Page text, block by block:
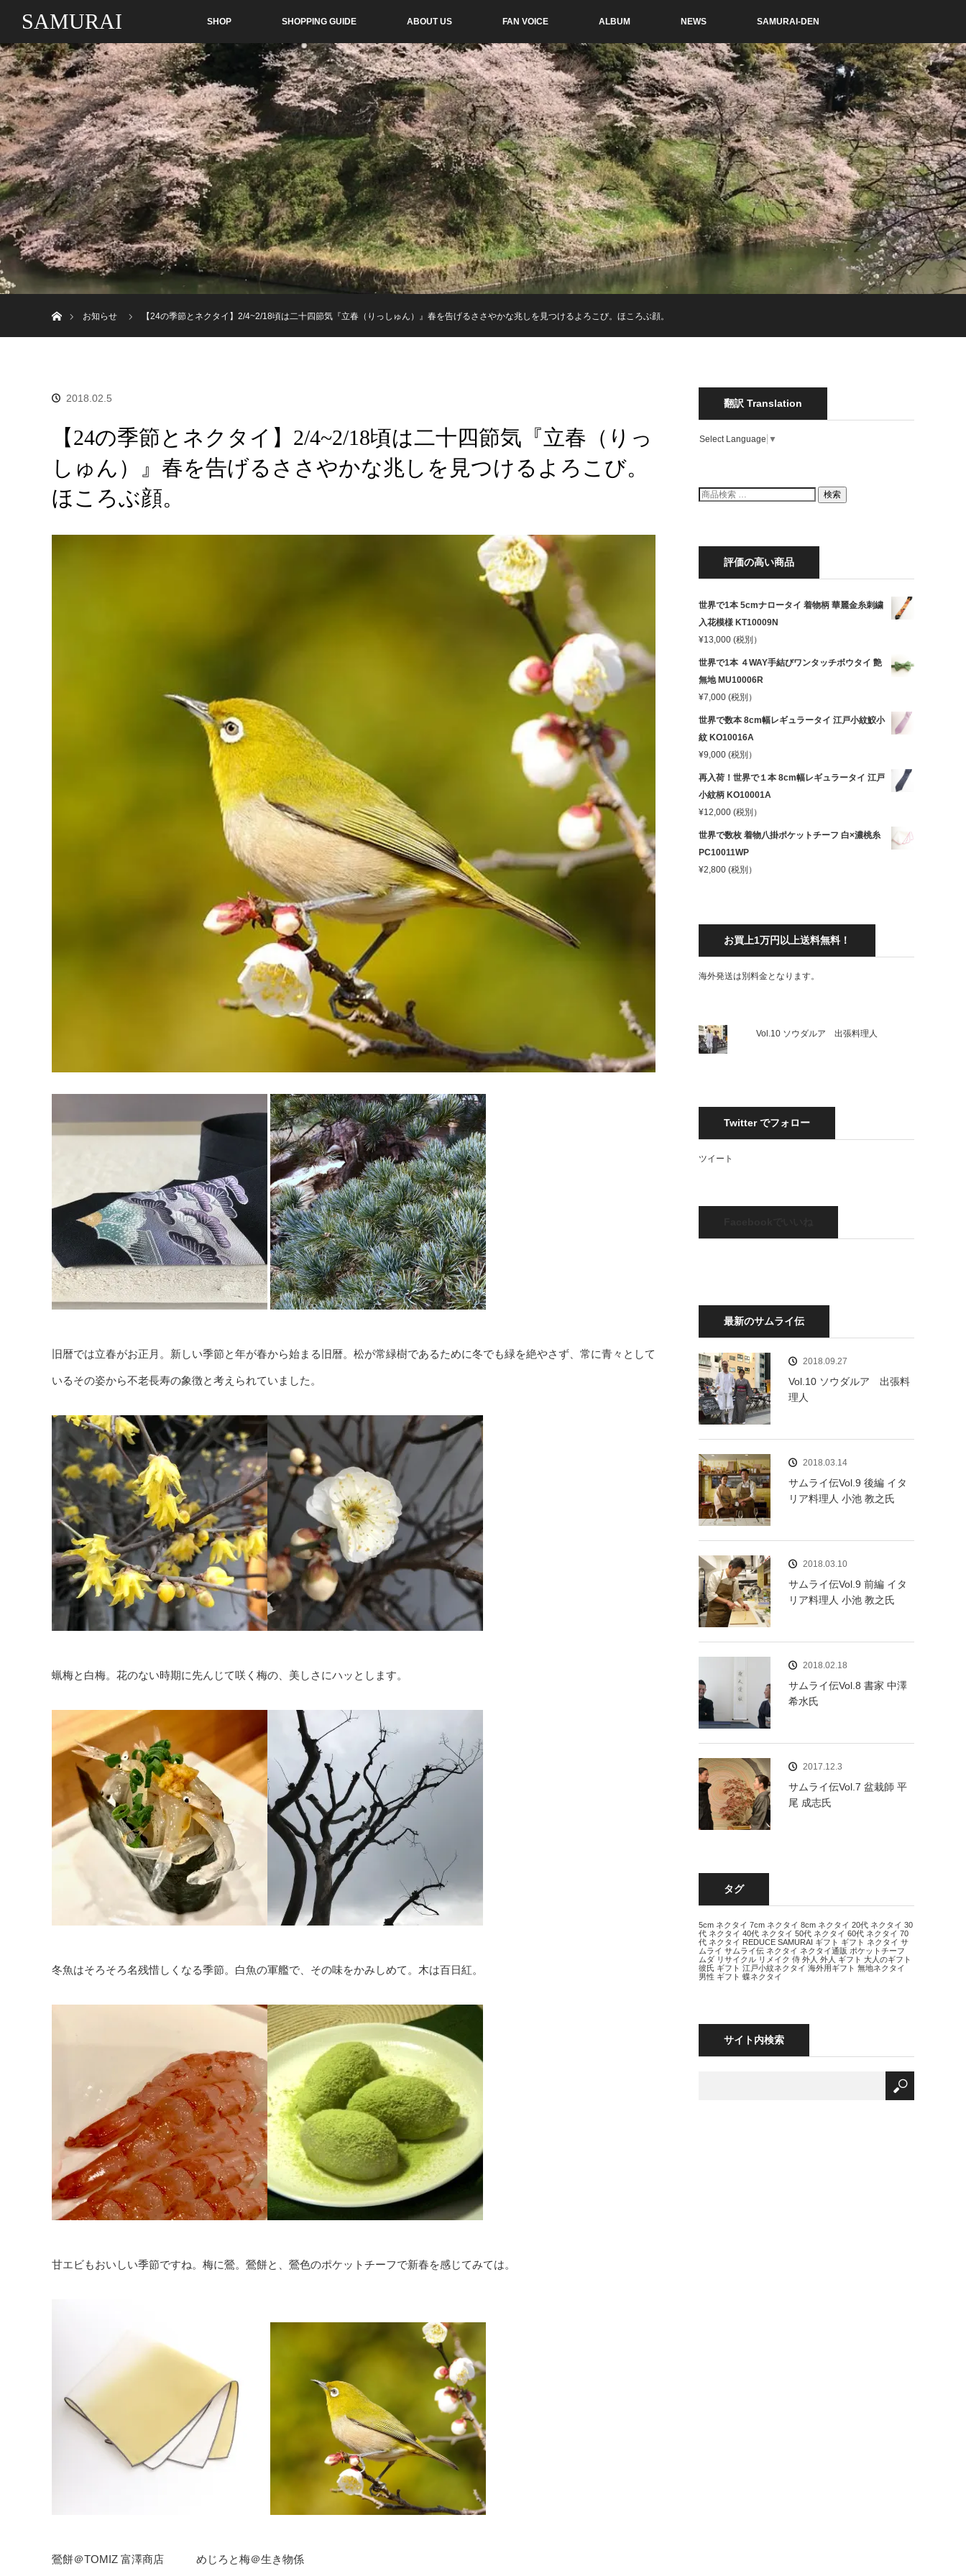
SAMURAI SHOP SHOPPING GUIDE ABOUT US FAN VOICE ALBUM NEWS SAMURAI-DEN
お知らせ
【24の季節とネクタイ】2/4~2/18頃は二十四節気『立春（りっしゅん）』春を告げるささやかな兆しを見つけるよろこび。ほころぶ顔。
2018.02.5
【24の季節とネクタイ】2/4~2/18頃は二十四節気『立春（りっ
しゅん）』春を告げるささやかな兆しを見つけるよろこび。
ほころぶ顔。
旧暦では立春がお正月。新しい季節と年が春から始まる旧暦。松が常緑樹であるために冬でも緑を絶やさず、常に青々として
いるその姿から不老長寿の象徴と考えられていました。
蝋梅と白梅。花のない時期に先んじて咲く梅の、美しさにハッとします。
冬魚はそろそろ名残惜しくなる季節。白魚の軍艦で、その味をかみしめて。木は百日紅。
甘エビもおいしい季節ですね。梅に鶯。鶯餅と、鶯色のポケットチーフで新春を感じてみては。
鶯餅＠TOMIZ 富澤商店 めじろと梅＠生き物係
翻訳 Translation
Select Language ▼
検
索
検索
評価の高い商品
世界で1本 5cmナロータイ 着物柄 華麗金糸刺繍
入花模様 KT10009N
¥13,000 (税別）
世界で1本 ４WAY手結びワンタッチボウタイ 艶
無地 MU10006R
¥7,000 (税別）
世界で数本 8cm幅レギュラータイ 江戸小紋鮫小
紋 KO10016A
¥9,000 (税別）
再入荷！世界で１本 8cm幅レギュラータイ 江戸
小紋柄 KO10001A
¥12,000 (税別）
世界で数枚 着物八掛ポケットチーフ 白×濃桃糸
PC10011WP
¥2,800 (税別）
お買上1万円以上送料無料！
海外発送は別料金となります。
Vol.10 ソウダルア 出張料理人
Twitter でフォロー
ツイート
最新のサムライ伝
2018.09.27
Vol.10 ソウダルア 出張料
理人
2018.03.14
サムライ伝Vol.9 後編 イタ
リア料理人 小池 教之氏
2018.03.10
サムライ伝Vol.9 前編 イタ
リア料理人 小池 教之氏
2018.02.18
サムライ伝Vol.8 書家 中澤
希水氏
2017.12.3
サムライ伝Vol.7 盆栽師 平
尾 成志氏
タグ
5cm ネクタイ 7cm ネクタイ 8cm ネクタイ 20代 ネクタイ 30
代 ネクタイ 40代 ネクタイ 50代 ネクタイ 60代 ネクタイ 70
代 ネクタイ REDUCE SAMURAI ギフト ギフト ネクタイ サ
ムライ サムライ伝 ネクタイ ネクタイ通販 ポケットチーフ
ムダ リサイクル リメイク 侍 外人 外人 ギフト 大人のギフト
彼氏 ギフト 江戸小紋ネクタイ 海外用ギフト 無地ネクタイ
男性 ギフト 蝶ネクタイ
サイト内検索